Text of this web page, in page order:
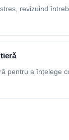
revizuind
pentru a înțelege